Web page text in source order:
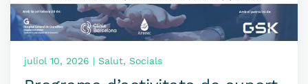
juliol 10, 2026 | Salut, Socials